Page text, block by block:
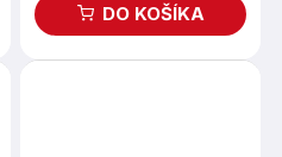
DO KOŠÍKA